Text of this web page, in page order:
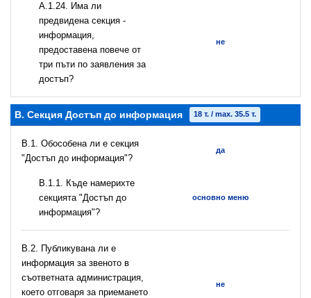
А.1.24. Има ли
предвидена секция -
информация,
предоставена повече от
три пъти по заявления за
достъп?
не
B. Секция Достъп до информация 18 т. / max. 35.5 т.
В.1. Обособена ли е секция
"Достъп до информация"?
да
В.1.1. Къде намерихте
секцията "Достъп до
информация"?
основно меню
В.2. Публикувана ли е
информация за звеното в
съответната администрация,
което отговаря за приемането
не